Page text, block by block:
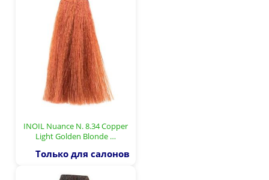
INOIL Nuance N. 8.34 Copper
Light Golden Blonde …
Только для салонов